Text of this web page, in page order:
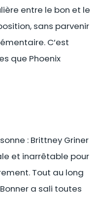
entre le bon et le
sans parvenir
C’est
que Phoenix
: Brittney Griner
et inarrêtable pour
Tout au long
a sali toutes